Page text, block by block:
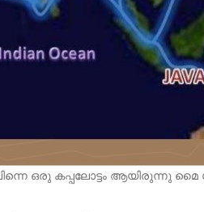
ഒരു കപ്പലോട്ടം ആയിരുന്നു